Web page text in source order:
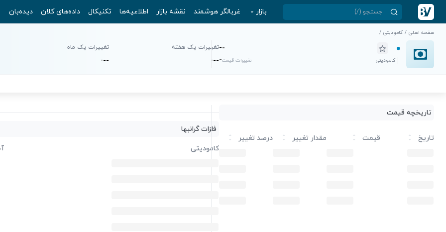
بازار غربالگر هوشمند نقشه بازار اطلاعیه‌ها تکنیکال داده‌های کلان دیده‌بان
صفحه اصلی / کامودیتی /
-
-
کامودیتی تغییرات قیمت-
تغییرات یک هفته
-
-
-
تغییرات یک ماه
-
-
-
تاریخچه قیمت
تاریخ قیمت مقدار تغییر درصد تغییر
فلزات گرانبها
کامودیتی